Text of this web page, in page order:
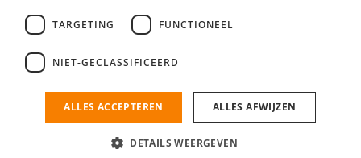
login
Bedrijf aanmelden
nieuwe collega/werknemer zo gevonden!
TARGETING FUNCTIONEEL
NIET-GECLASSIFICEERD
ALLES ACCEPTEREN ALLES AFWIJZEN
DETAILS WEERGEVEN